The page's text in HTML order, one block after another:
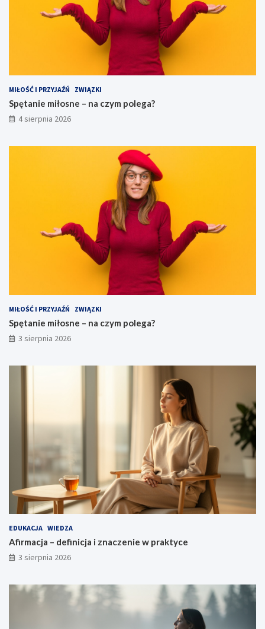
MIŁOŚĆ I PRZYJAŹŃ ZWIĄZKI
Spętanie miłosne – na czym polega?
4 sierpnia 2026
MIŁOŚĆ I PRZYJAŹŃ ZWIĄZKI
Spętanie miłosne – na czym polega?
3 sierpnia 2026
EDUKACJA WIEDZA
Afirmacja – definicja i znaczenie w praktyce
3 sierpnia 2026